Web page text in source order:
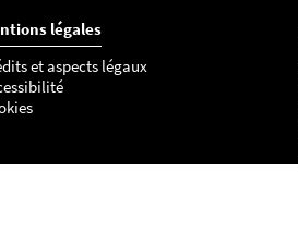
légales
et aspects légaux